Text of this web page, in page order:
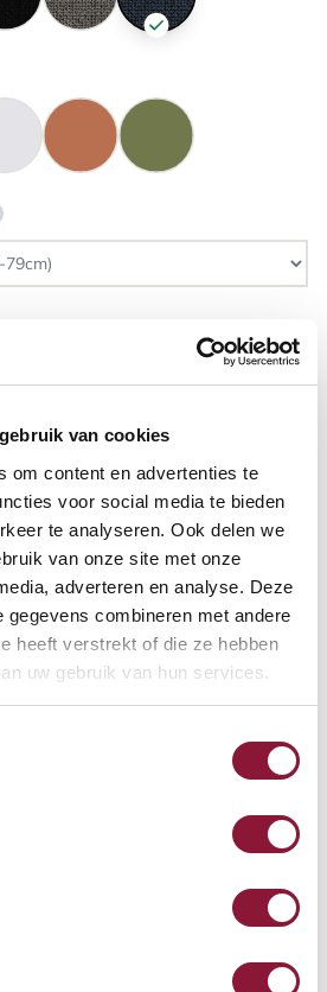
van cookies
om content en advertenties te
voor social media te bieden
te analyseren. Ook delen we
van onze site met onze
adverteren en analyse. Deze
gegevens combineren met andere
heeft verstrekt of die ze hebben
uw gebruik van hun services.
ALUMINIUM ?